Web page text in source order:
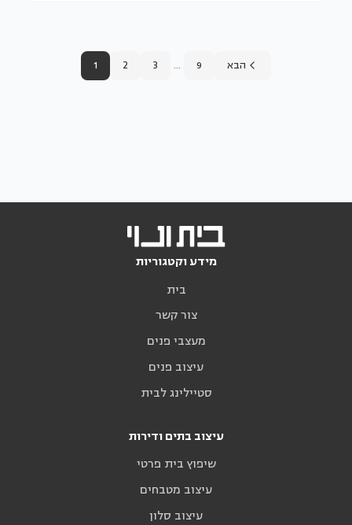
1 2 3 ... 9 הבא
מידע וקטגוריות
בית
צור קשר
מעצבי פנים
עיצוב פנים
סטיילינג לבית
עיצוב בתים ודירות
שיפוץ בית פרטי
עיצוב מטבחים
עיצוב סלון